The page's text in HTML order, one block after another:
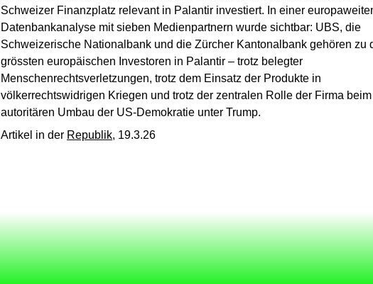
Schweizer Finanzplatz relevant in Palantir investiert. In einer
Datenbankanalyse mit sieben Medienpartnern wurde sichtbar: UBS, die
Schweizerische Nationalbank und die Zürcher Kantonalbank gehören zu
grössten europäischen Investoren in Palantir – trotz belegter
Menschenrechtsverletzungen, trotz dem Einsatz der Produkte in
völkerrechtswidrigen Kriegen und trotz der zentralen Rolle der Firma beim
autoritären Umbau der US-Demokratie unter Trump.
Artikel in der Republik, 19.3.26